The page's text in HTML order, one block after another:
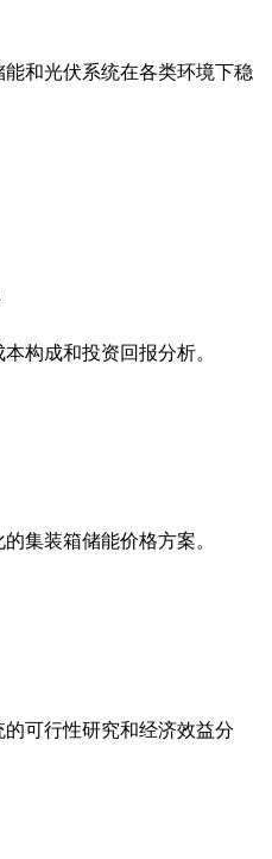
和光伏系统在各类环境下稳
构成和投资回报分析。
集装箱储能价格方案。
可行性研究和经济效益分